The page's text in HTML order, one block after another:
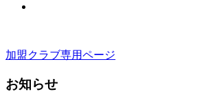
加盟クラブ専用ページ
お知らせ